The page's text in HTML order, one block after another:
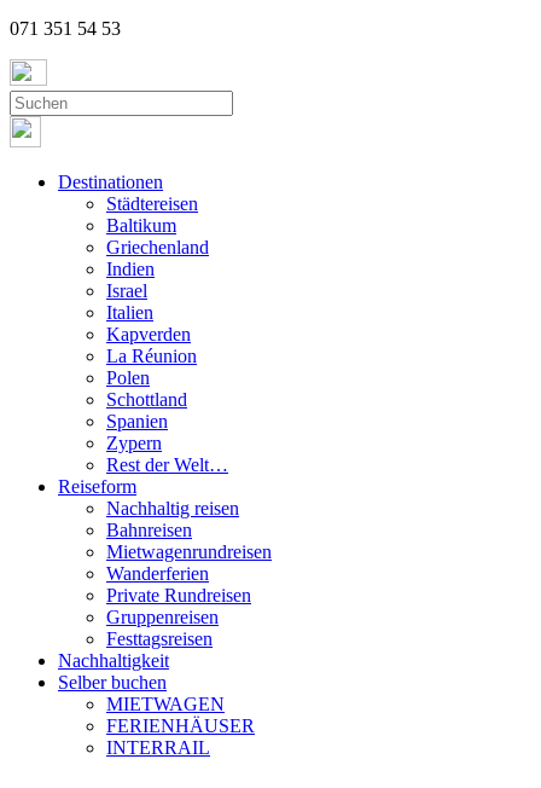
071 351 54 53
Destinationen
Städtereisen
Baltikum
Griechenland
Indien
Israel
Italien
Kapverden
La Réunion
Polen
Schottland
Spanien
Zypern
Rest der Welt…
Reiseform
Nachhaltig reisen
Bahnreisen
Mietwagenrundreisen
Wanderferien
Private Rundreisen
Gruppenreisen
Festtagsreisen
Nachhaltigkeit
Selber buchen
MIETWAGEN
FERIENHÄUSER
INTERRAIL